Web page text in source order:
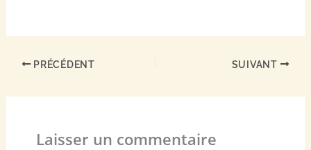
PRÉCÉDENT SUIVANT
Laisser un commentaire